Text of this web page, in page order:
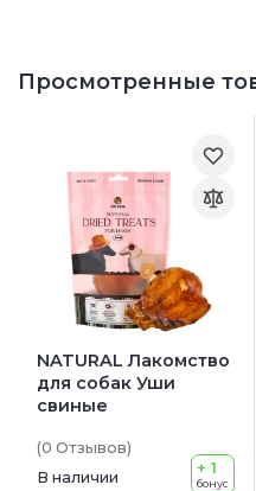
Просмотренные
NATURAL Лакомство
для собак Уши
свиные
(0 Отзывов)
В наличии
+ 1
бонус